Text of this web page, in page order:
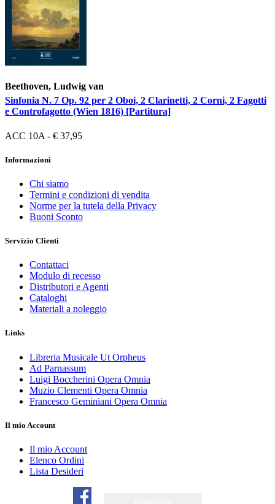
Beethoven, Ludwig van
Sinfonia N. 7 Op. 92 per 2 Oboi, 2 Clarinetti, 2 Corni, 2 Fagotti
e Controfagotto (Wien 1816) [Partitura]
ACC 10A - € 37,95
Informazioni
Chi siamo
Termini e condizioni di vendita
Norme per la tutela della Privacy
Buoni Sconto
Servizio Clienti
Contattaci
Modulo di recesso
Distributori e Agenti
Cataloghi
Materiali a noleggio
Links
Libreria Musicale Ut Orpheus
Ad Parnassum
Luigi Boccherini Opera Omnia
Muzio Clementi Opera Omnia
Francesco Geminiani Opera Omnia
Il mio Account
Il mio Account
Elenco Ordini
Lista Desideri